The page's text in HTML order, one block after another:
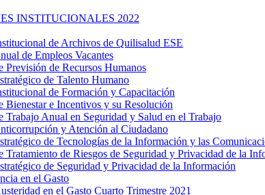
INSTITUCIONALES 2022
de Archivos de Quilisalud ESE
de Empleos Vacantes
Previsión de Recursos Humanos
de Talento Humano
de Formación y Capacitación
Bienestar e Incentivos y su Resolución
Trabajo Anual en Seguridad y Salud en el Trabajo
y Atención al Ciudadano
de Tecnologías de la Información y las
Tratamiento de Riesgos de Seguridad y Privacidad de la
de Seguridad y Privacidad de la Información
en el Gasto
en el Gasto Cuarto Trimestre 2021